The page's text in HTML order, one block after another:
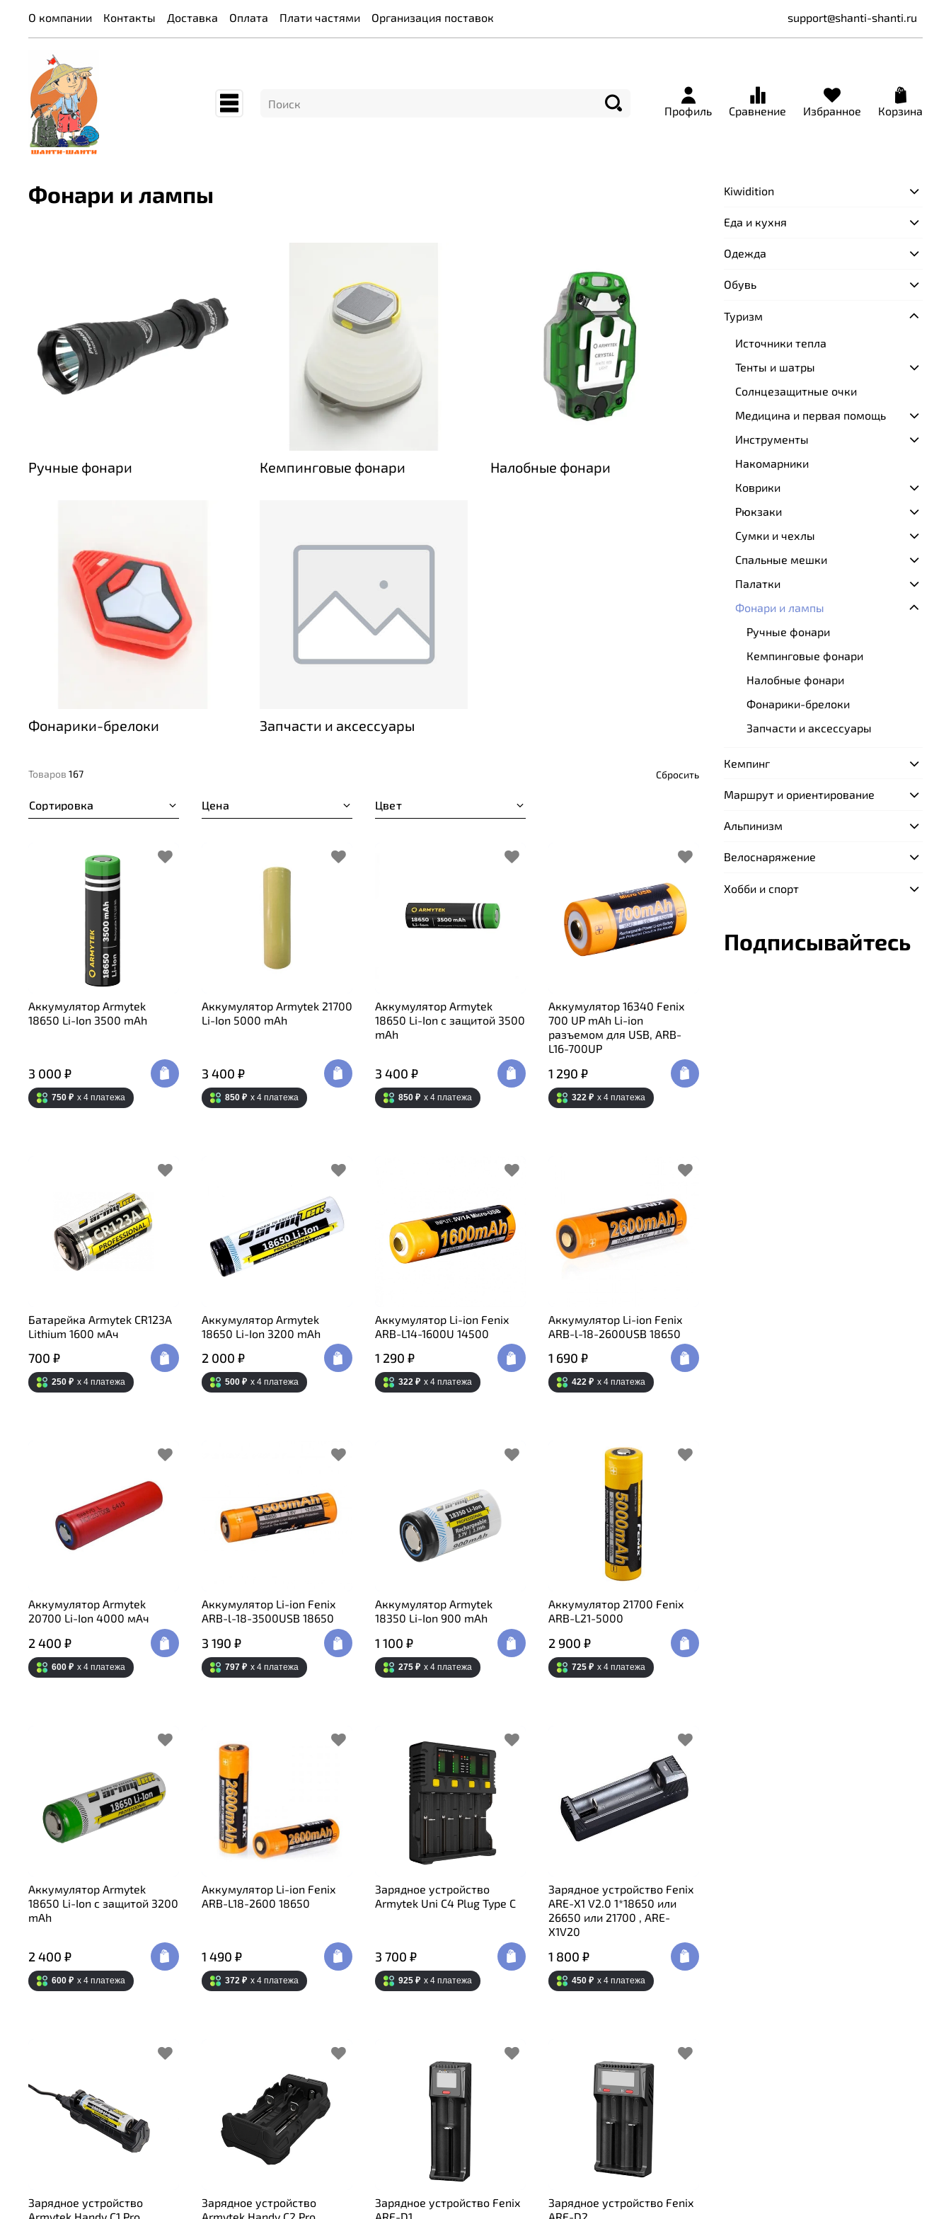
О компании Контакты Доставка Оплата Плати частями Организация поставок support@shanti-shanti.ru
Профиль Сравнение Избранное Корзина
Фонари и лампы
Ручные фонари Кемпинговые фонари Налобные фонари
Фонарики-брелоки Запчасти и аксессуары
Товаров 167 Сбросить
Сортировка Цена Цвет
Аккумулятор Armytek
18650 Li-Ion 3500 mAh
3 000 ₽
750 ₽ x 4 платежа
Аккумулятор Armytek 21700
Li-Ion 5000 mAh
3 400 ₽
850 ₽ x 4 платежа
Аккумулятор Armytek
18650 Li-Ion c защитой 3500
mAh
3 400 ₽
850 ₽ x 4 платежа
Аккумулятор 16340 Fenix
700 UP mAh Li-ion
разъемом для USB, ARB-
L16-700UP
1 290 ₽
322 ₽ x 4 платежа
Батарейка Armytek CR123A
Lithium 1600 мАч
700 ₽
250 ₽ x 4 платежа
Аккумулятор Armytek
18650 Li-Ion 3200 mAh
2 000 ₽
500 ₽ x 4 платежа
Аккумулятор Li-ion Fenix
ARB-L14-1600U 14500
1 290 ₽
322 ₽ x 4 платежа
Аккумулятор Li-ion Fenix
ARB-l-18-2600USB 18650
1 690 ₽
422 ₽ x 4 платежа
Аккумулятор Armytek
20700 Li-Ion 4000 мАч
2 400 ₽
600 ₽ x 4 платежа
Аккумулятор Li-ion Fenix
ARB-l-18-3500USB 18650
3 190 ₽
797 ₽ x 4 платежа
Аккумулятор Armytek
18350 Li-Ion 900 mAh
1 100 ₽
275 ₽ x 4 платежа
Аккумулятор 21700 Fenix
ARB-L21-5000
2 900 ₽
725 ₽ x 4 платежа
Аккумулятор Armytek
18650 Li-Ion c защитой 3200
mAh
2 400 ₽
600 ₽ x 4 платежа
Аккумулятор Li-ion Fenix
ARB-L18-2600 18650
1 490 ₽
372 ₽ x 4 платежа
Зарядное устройство
Armytek Uni C4 Plug Type C
3 700 ₽
925 ₽ x 4 платежа
Зарядное устройство Fenix
ARE-X1 V2.0 1*18650 или
26650 или 21700 , ARE-
X1V20
1 800 ₽
450 ₽ x 4 платежа
Зарядное устройство
Зарядное устройство
Зарядное устройство Fenix
Зарядное устройство Fenix
Kiwidition
Еда и кухня
Одежда
Обувь
Туризм
Источники тепла
Тенты и шатры
Солнцезащитные очки
Медицина и первая помощь
Инструменты
Накомарники
Коврики
Рюкзаки
Сумки и чехлы
Спальные мешки
Палатки
Фонари и лампы
Ручные фонари
Кемпинговые фонари
Налобные фонари
Фонарики-брелоки
Запчасти и аксессуары
Кемпинг
Маршрут и ориентирование
Альпинизм
Велоснаряжение
Хобби и спорт
Подписывайтесь